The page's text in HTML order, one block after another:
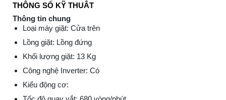
THÔNG SỐ KỸ THUÂT
Thông tin chung
Loại máy giặt: Cửa trên
Lồng giặt: Lồng đứng
Khối lượng giặt: 13 Kg
Công nghệ Inverter: Có
Kiểu động cơ: